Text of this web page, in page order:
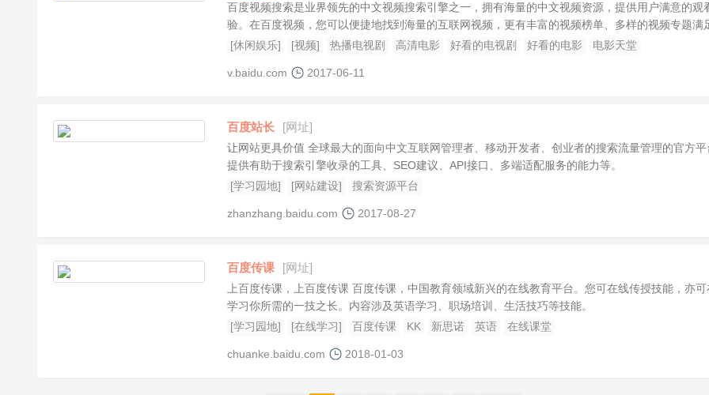
百度视频搜索是业界领先的中文视频搜索引擎之一，拥有海量的中文视频资源，提供用户满意的观
验。在百度视频，您可以便捷地找到海量的互联网视频，更有丰富的视频榜单、多样的视频专题满
不同的视频观看需求。...
[休闲娱乐] [视频] 热播电视剧 高清电影 好看的电视剧 好看的电影 电影天堂
v.baidu.com 2017-06-11
百度站长 [网址]
让网站更具价值 全球最大的面向中文互联网管理者、移动开发者、创业者的搜索流量管理的官方平
提供有助于搜索引擎收录的工具、SEO建议、API接口、多端适配服务的能力等。
[学习园地]
[网站建设] 搜索资源平台
zhanzhang.baidu.com 2017-08-27
百度传课 [网址]
上百度传课，上百度传课 百度传课，中国教育领域新兴的在线教育平台。您可在线传授技能，亦
学习你所需的一技之长。内容涉及英语学习、职场培训、生活技巧等技能。
[学习园地]
[在线学习] 百度传课 KK 新思诺 英语 在线课堂
chuanke.baidu.com 2018-01-03